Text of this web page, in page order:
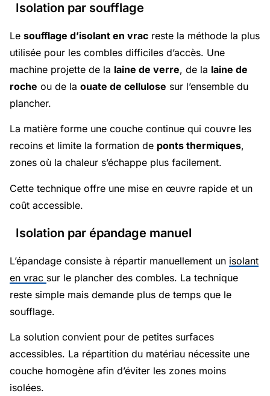
Isolation par soufflage
Le soufflage d’isolant en vrac reste la méthode la plus
utilisée pour les combles difficiles d’accès. Une
machine projette de la laine de verre, de la laine de
roche ou de la ouate de cellulose sur l’ensemble du
plancher.
La matière forme une couche continue qui couvre les
recoins et limite la formation de ponts thermiques,
zones où la chaleur s’échappe plus facilement.
Cette technique offre une mise en œuvre rapide et un
coût accessible.
Isolation par épandage manuel
L’épandage consiste à répartir manuellement un isolant
en vrac sur le plancher des combles. La technique
reste simple mais demande plus de temps que le
soufflage.
La solution convient pour de petites surfaces
accessibles. La répartition du matériau nécessite une
couche homogène afin d’éviter les zones moins
isolées.